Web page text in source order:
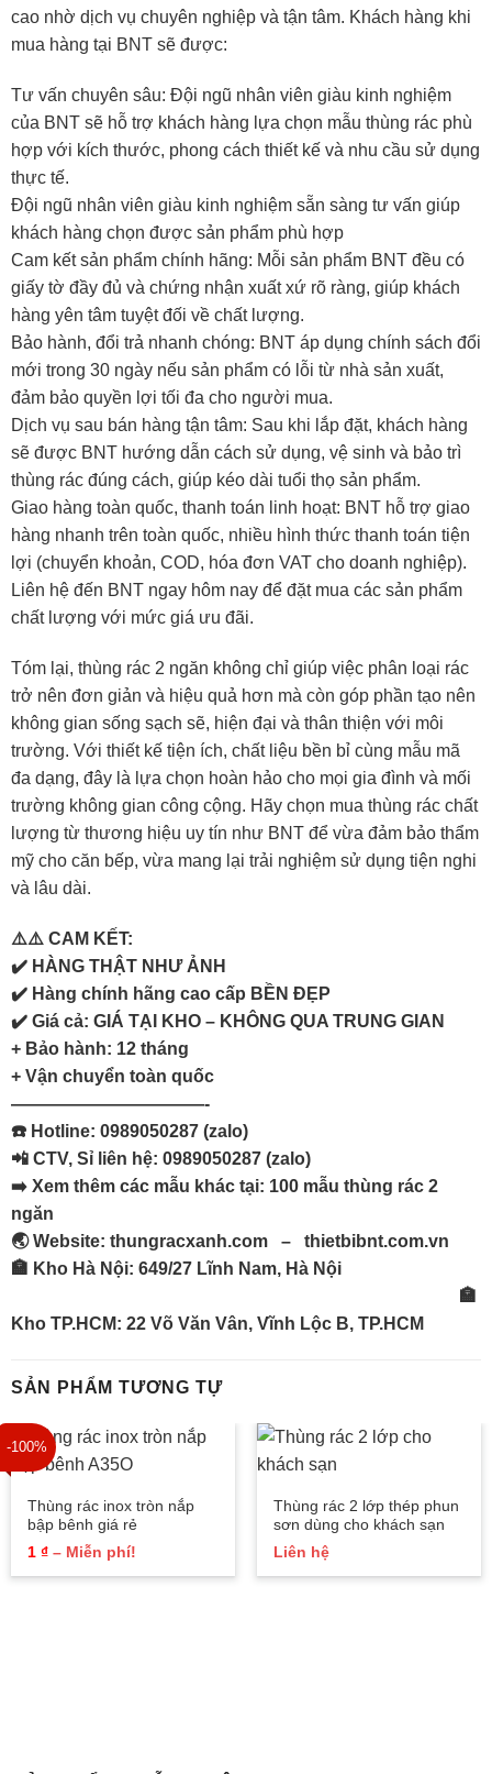
cao nhờ dịch vụ chuyên nghiệp và tận tâm. Khách hàng khi
mua hàng tại BNT sẽ được:
Tư vấn chuyên sâu: Đội ngũ nhân viên giàu kinh nghiệm
của BNT sẽ hỗ trợ khách hàng lựa chọn mẫu thùng rác phù
hợp với kích thước, phong cách thiết kế và nhu cầu sử dụng
thực tế.
Đội ngũ nhân viên giàu kinh nghiệm sẵn sàng tư vấn giúp
khách hàng chọn được sản phẩm phù hợp
Cam kết sản phẩm chính hãng: Mỗi sản phẩm BNT đều có
giấy tờ đầy đủ và chứng nhận xuất xứ rõ ràng, giúp khách
hàng yên tâm tuyệt đối về chất lượng.
Bảo hành, đổi trả nhanh chóng: BNT áp dụng chính sách đổi
mới trong 30 ngày nếu sản phẩm có lỗi từ nhà sản xuất,
đảm bảo quyền lợi tối đa cho người mua.
Dịch vụ sau bán hàng tận tâm: Sau khi lắp đặt, khách hàng
sẽ được BNT hướng dẫn cách sử dụng, vệ sinh và bảo trì
thùng rác đúng cách, giúp kéo dài tuổi thọ sản phẩm.
Giao hàng toàn quốc, thanh toán linh hoạt: BNT hỗ trợ giao
hàng nhanh trên toàn quốc, nhiều hình thức thanh toán tiện
lợi (chuyển khoản, COD, hóa đơn VAT cho doanh nghiệp).
Liên hệ đến BNT ngay hôm nay để đặt mua các sản phẩm
chất lượng với mức giá ưu đãi.
Tóm lại, thùng rác 2 ngăn không chỉ giúp việc phân loại rác
trở nên đơn giản và hiệu quả hơn mà còn góp phần tạo nên
không gian sống sạch sẽ, hiện đại và thân thiện với môi
trường. Với thiết kế tiện ích, chất liệu bền bỉ cùng mẫu mã
đa dạng, đây là lựa chọn hoàn hảo cho mọi gia đình và mối
trường không gian công cộng. Hãy chọn mua thùng rác chất
lượng từ thương hiệu uy tín như BNT để vừa đảm bảo thẩm
mỹ cho căn bếp, vừa mang lại trải nghiệm sử dụng tiện nghi
và lâu dài.
⚠️⚠️ CAM KẾT:
✔️ HÀNG THẬT NHƯ ẢNH
✔️ Hàng chính hãng cao cấp BỀN ĐẸP
✔️ Giá cả: GIÁ TẠI KHO – KHÔNG QUA TRUNG GIAN
+ Bảo hành: 12 tháng
+ Vận chuyển toàn quốc
———————————-
☎️ Hotline: 0989050287 (zalo)
📲 CTV, Sỉ liên hệ: 0989050287 (zalo)
➡️ Xem thêm các mẫu khác tại: 100 mẫu thùng rác 2
ngăn
🌏 Website: thungracxanh.com–
thietbibnt.com.vn
🏣 Kho Hà Nội: 649/27 Lĩnh Nam, Hà Nội
🏣
Kho TP.HCM: 22 Võ Văn Vân, Vĩnh Lộc B, TP.HCM
SẢN PHẨM TƯƠNG TỰ
-100%
Thùng rác inox tròn nắp
bập bênh giá rẻ
1 ₫ –Miễn phí!Khoảng
từ
Thùng rác 2 lớp thép phun
sơn dùng cho khách sạn
Liên hệ